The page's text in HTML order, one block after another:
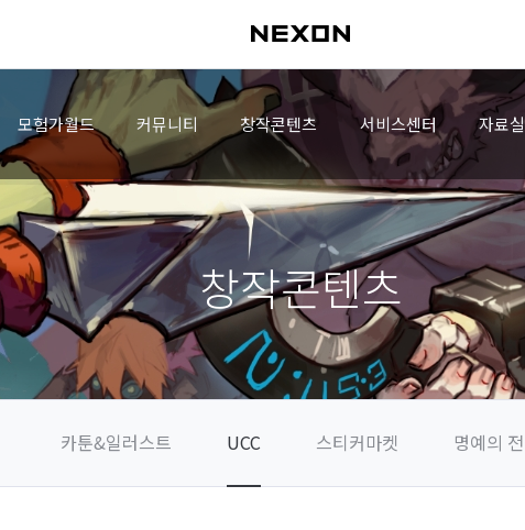
모험가월드 커뮤니티 창작콘텐츠 서비스센터 자료실
창작콘텐츠
카툰&일러스트 UCC 스티커마켓 명예의